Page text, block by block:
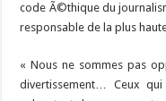
code Ã©thique du
responsable de la plus
« Nous ne sommes pas
divertissement… Ceux